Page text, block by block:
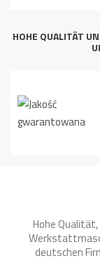
HOHE QUALITÄT
Hohe
deutschen